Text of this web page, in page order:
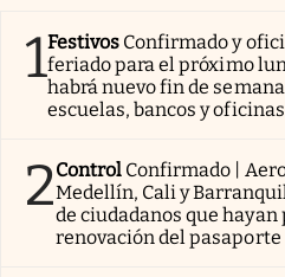
1Festivos Confirmado y
feriado para el próximo
habrá nuevo fin de
escuelas, bancos y
2Control Confirmado |
Medellín, Cali y
de ciudadanos que hayan
renovación del pasaporte